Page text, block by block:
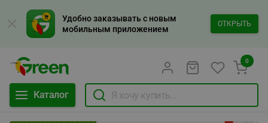
Удобно заказывать с новым
мобильным приложением
ОТКРЫТЬ
Каталог
0